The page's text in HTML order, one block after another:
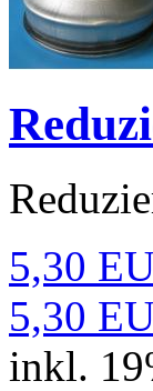
5,30
5,30
inkl.